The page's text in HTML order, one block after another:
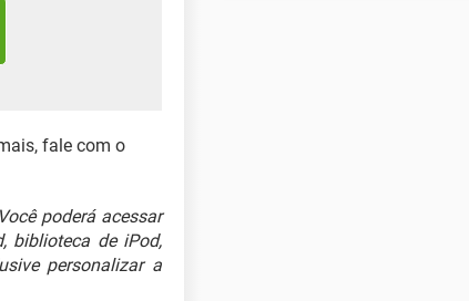
fale com o
poderá acessar
biblioteca de iPod,
personalizar a